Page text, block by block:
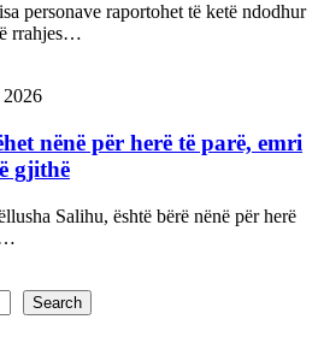
personave raportohet të ketë ndodhur
rrahjes…
nënë për herë të parë, emri
gjithë
Salihu, është bërë nënë për herë
Search